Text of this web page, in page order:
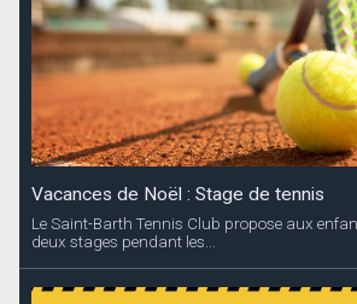
Vacances de Noël : Stage de tennis
Le Saint-Barth Tennis Club propose aux
deux stages pendant les...